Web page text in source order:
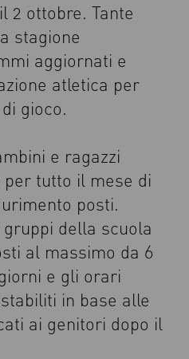
2 ottobre. Tante
stagione
aggiornati e
atletica per
gioco.
e ragazzi
tutto il mese di
posti.
della scuola
al massimo da 6
e gli orari
in base alle
ai genitori dopo il